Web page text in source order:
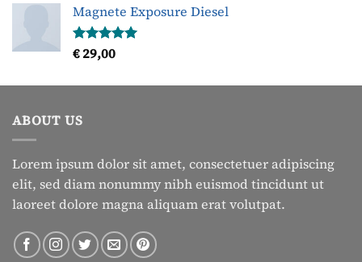
Magnete Exposure Diesel
Gewaardeerd
uit 5
€29,00
ABOUT US
Lorem ipsum dolor sit amet, consectetuer adipiscing
elit, sed diam nonummy nibh euismod tincidunt ut
laoreet dolore magna aliquam erat volutpat.